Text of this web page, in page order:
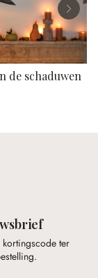
de schaduwen
kortingscode ter